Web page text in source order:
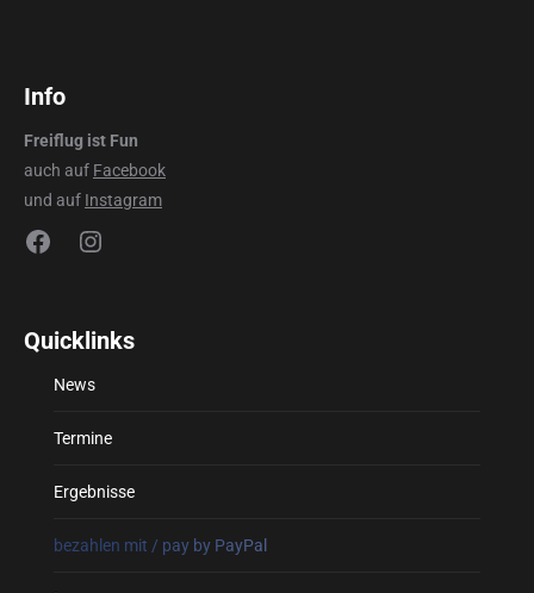
Info
Freiflug ist Fun
auch auf Facebook
und auf Instagram
FacebookInstagram
Quicklinks
News
Termine
Ergebnisse
bezahlen mit / pay by PayPal